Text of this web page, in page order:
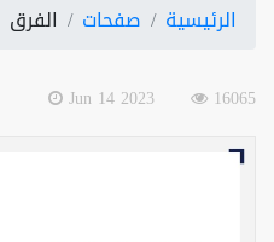
الرئيسية صفحات الفرق
16065
2023 Jun 14